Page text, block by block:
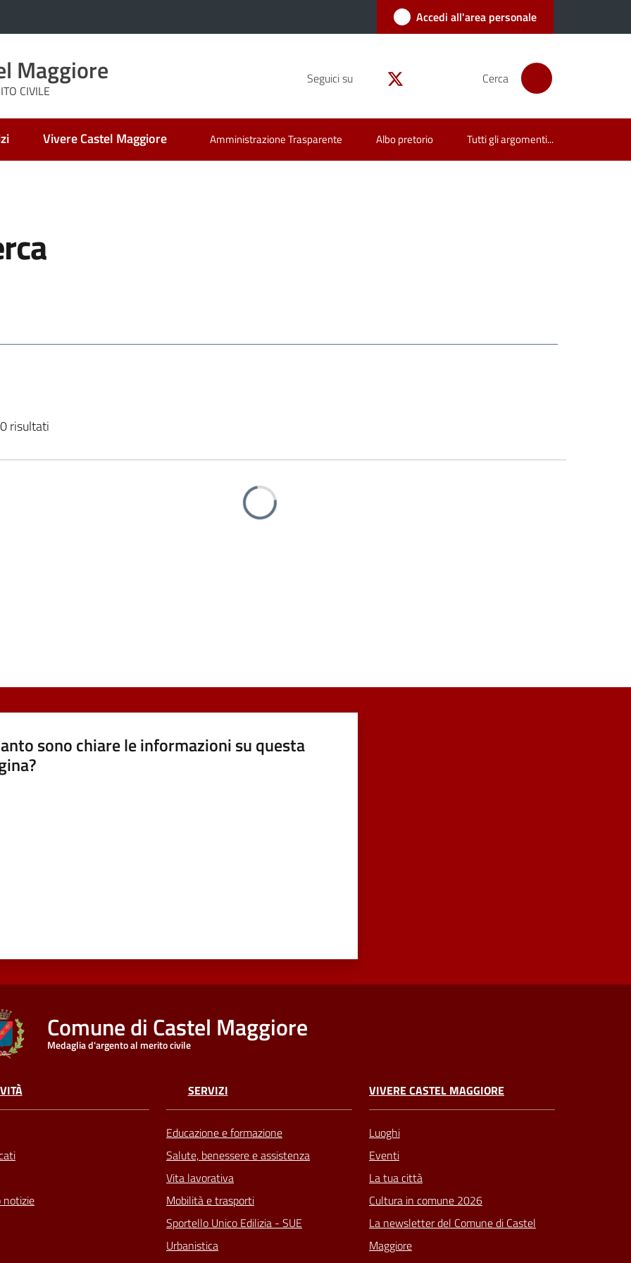
Accedi all'area personale
Maggiore
CIVILE
Seguici su Cerca
Vivere Castel Maggiore Amministrazione Trasparente Albo pretorio Tutti gli argomenti...
risultati
Caricamento
sono chiare le informazioni su questa
Comune di Castel Maggiore
Medaglia d'argento al merito civile
notizie
SERVIZI
Educazione e formazione
Salute, benessere e assistenza
Vita lavorativa
Mobilità e trasporti
Sportello Unico Edilizia - SUE
Urbanistica
VIVERE CASTEL MAGGIORE
Luoghi
Eventi
La tua città
Cultura in comune 2026
La newsletter del Comune di Castel
Maggiore